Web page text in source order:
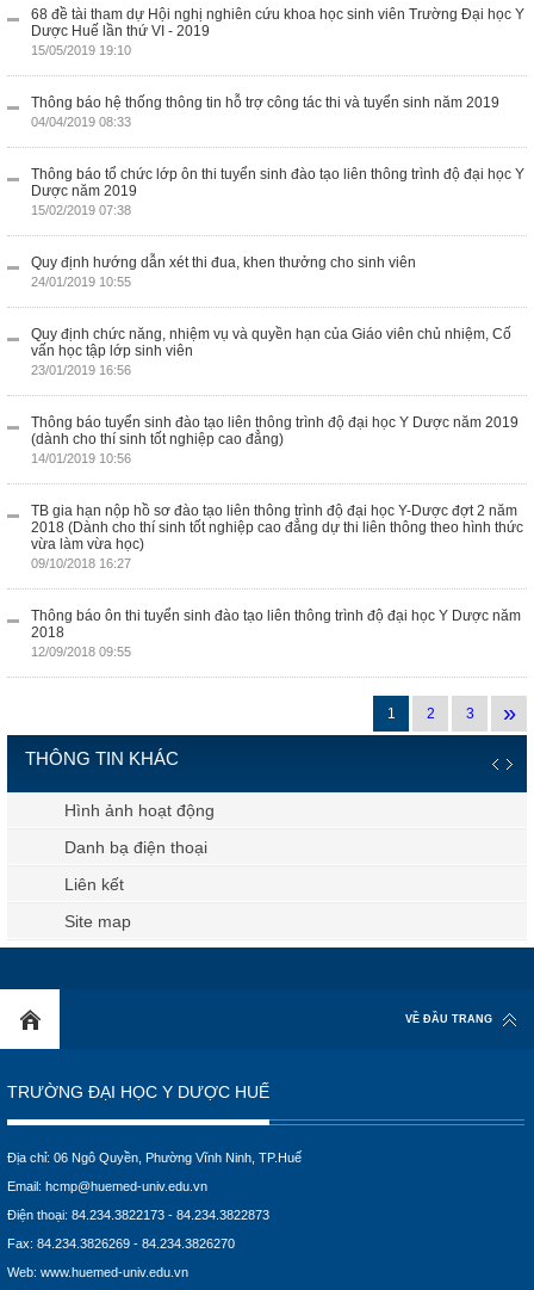
68 đề tài tham dự Hội nghị nghiên cứu khoa học sinh viên Trường Đại học Y
Dược Huế lần thứ VI - 2019
15/05/2019 19:10
Thông báo hệ thống thông tin hỗ trợ công tác thi và tuyển sinh năm 2019
04/04/2019 08:33
Thông báo tổ chức lớp ôn thi tuyển sinh đào tạo liên thông trình độ đại học Y
Dược năm 2019
15/02/2019 07:38
Quy định hướng dẫn xét thi đua, khen thưởng cho sinh viên
24/01/2019 10:55
Quy định chức năng, nhiệm vụ và quyền hạn của Giáo viên chủ nhiệm, Cố
vấn học tập lớp sinh viên
23/01/2019 16:56
Thông báo tuyển sinh đào tạo liên thông trình độ đại học Y Dược năm 2019
(dành cho thí sinh tốt nghiệp cao đẳng)
14/01/2019 10:56
TB gia hạn nộp hồ sơ đào tạo liên thông trình độ đại học Y-Dược đợt 2 năm
2018 (Dành cho thí sinh tốt nghiệp cao đẳng dự thi liên thông theo hình thức
vừa làm vừa học)
09/10/2018 16:27
Thông báo ôn thi tuyển sinh đào tạo liên thông trình độ đại học Y Dược năm
2018
12/09/2018 09:55
1 2 3 »
THÔNG TIN KHÁC
Hình ảnh hoạt động
Danh bạ điện thoại
Liên kết
Site map
VỀ ĐẦU TRANG
TRƯỜNG ĐẠI HỌC Y DƯỢC HUẾ
Địa chỉ: 06 Ngô Quyền, Phường Vĩnh Ninh, TP.Huế
Email: hcmp@huemed-univ.edu.vn
Điện thoại: 84.234.3822173 - 84.234.3822873
Fax: 84.234.3826269 - 84.234.3826270
Web: www.huemed-univ.edu.vn